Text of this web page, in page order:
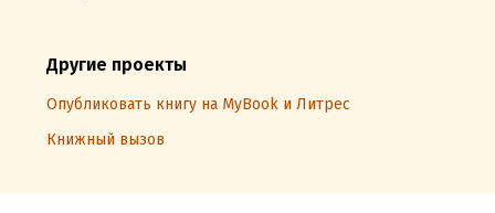
Другие проекты
Опубликовать книгу на MyBook и Литрес
Книжный вызов